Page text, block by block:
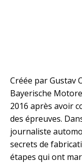
Créée par Gustav
Bayerische
2016 après avoir
des épreuves.
journaliste
secrets de
étapes qui ont